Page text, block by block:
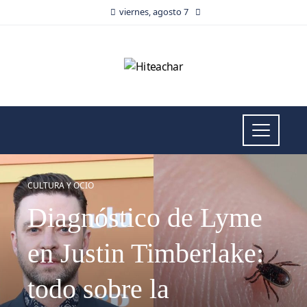
viernes, agosto 7
CULTURA Y OCIO
Diagnóstico de Lyme
en Justin Timberlake:
todo sobre la